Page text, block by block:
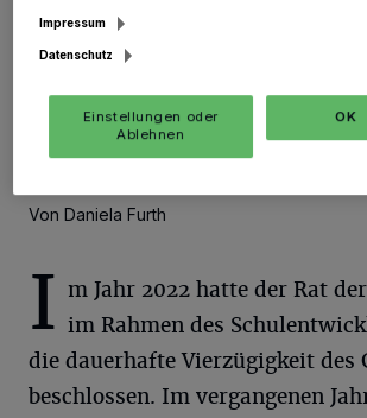
Zillikens, Schulleiter Hakan Ören und
Von Daniela Furth
I m Jahr 2022 hatte der Rat
im Rahmen des
die dauerhafte Vierzügigkeit des
beschlossen. Im vergangenen
Impressum
Datenschutz
Einstellungen oder
Ablehnen
OK